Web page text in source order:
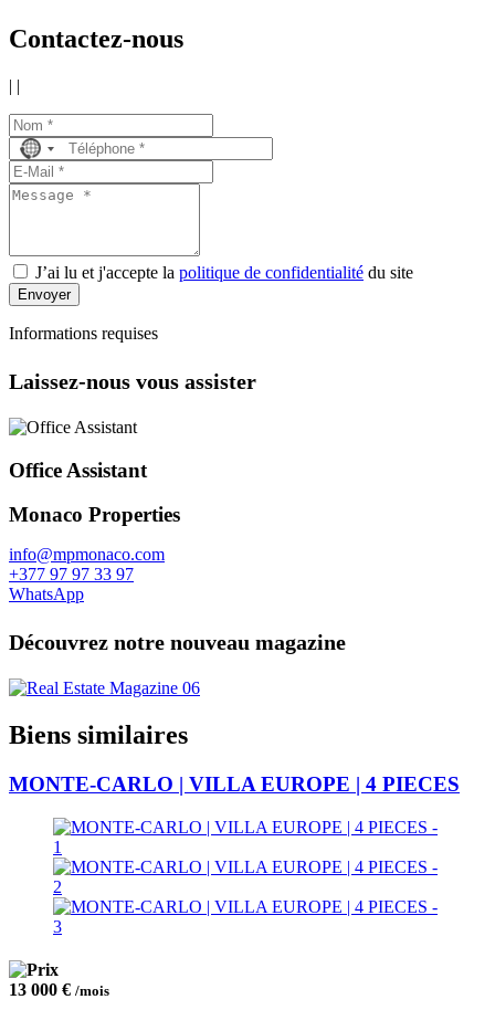
Contactez-nous
| |
No
country
selected
J’ai lu et j'accepte la politique de confidentialité du site
Envoyer
Informations requises
Laissez-nous vous assister
Office Assistant
Monaco Properties
info@mpmonaco.com
+377 97 97 33 97
WhatsApp
Découvrez notre nouveau magazine
Biens similaires
MONTE-CARLO | VILLA EUROPE | 4 PIECES
13 000 € /mois